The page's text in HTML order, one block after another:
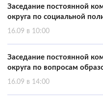
Заседание постоянной
округа по социальной
16.09 в 10:00
Заседание постоянной
округа по вопросам
16.09 в 14:00